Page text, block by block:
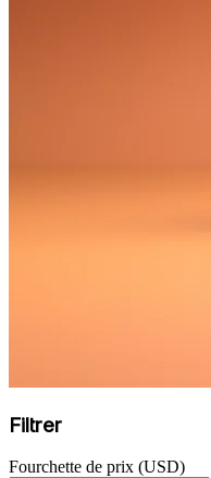
Filtrer
Fourchette de prix (USD)